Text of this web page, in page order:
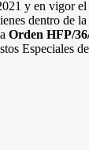
y en vigor
dentro de
Orden HFP/
Especiales